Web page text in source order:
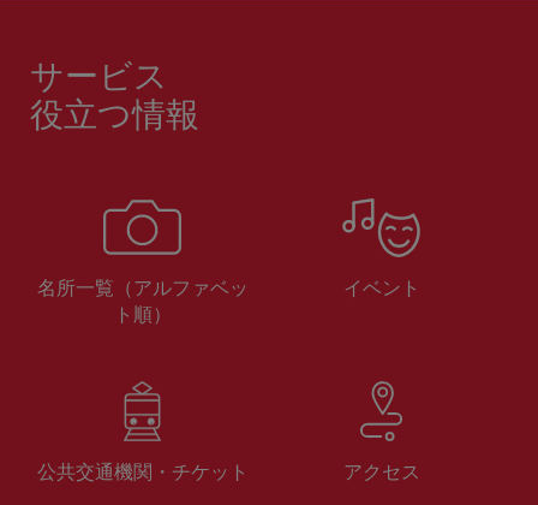
サービス
役立つ情報
名所一覧（アルファベッ
ト順）
イベント
公共交通機関・チケット アクセス